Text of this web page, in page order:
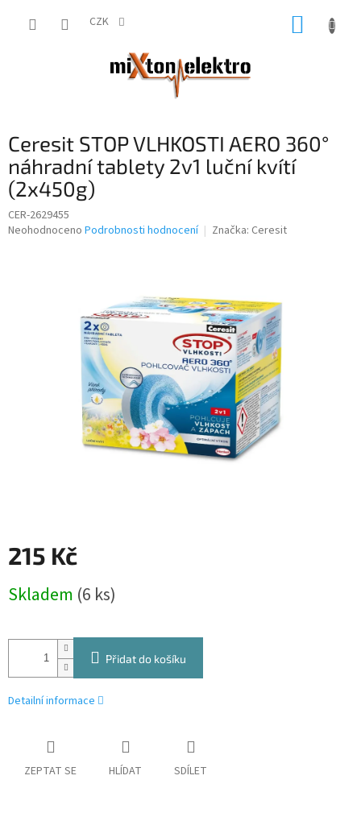
CZK
Ceresit STOP VLHKOSTI AERO 360°
náhradní tablety 2v1 luční kvítí
(2x450g)
CER-2629455
Průměrné
Neohodnoceno Podrobnosti hodnocení Značka: Ceresit
215 Kč
cena:
Skladem (6 ks)
Přidat do košíku
Detailní informace
ZEPTAT SE HLÍDAT SDÍLET